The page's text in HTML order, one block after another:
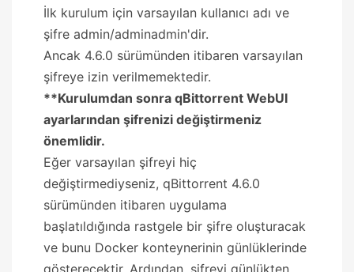
İlk kurulum için varsayılan kullanıcı adı ve
şifre admin/adminadmin'dir.
Ancak 4.6.0 sürümünden itibaren varsayılan
şifreye izin verilmemektedir.
**Kurulumdan sonra qBittorrent WebUI
ayarlarından şifrenizi değiştirmeniz
önemlidir.
Eğer varsayılan şifreyi hiç
değiştirmediyseniz, qBittorrent 4.6.0
sürümünden itibaren uygulama
başlatıldığında rastgele bir şifre oluşturacak
ve bunu Docker konteynerinin günlüklerinde
gösterecektir. Ardından, şifreyi günlükten